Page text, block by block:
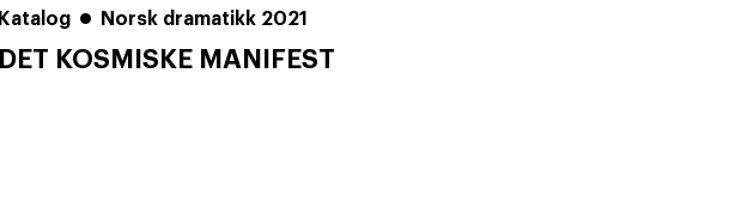
Katalog Norsk dramatikk 2021
DET KOSMISKE MANIFEST